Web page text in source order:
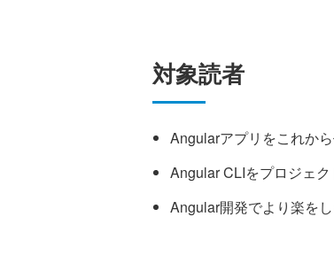
対象読者
Angularアプリをこれか
Angular CLIをプロジェ
Angular開発でより楽を